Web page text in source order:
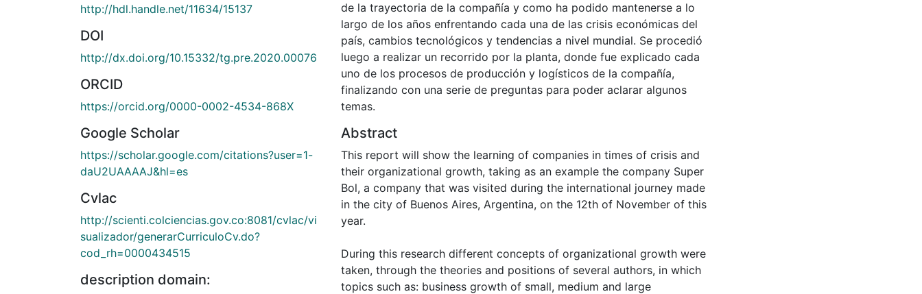
http://hdl.handle.net/11634/15137
DOI
http://dx.doi.org/10.15332/tg.pre.2020.00076
ORCID
https://orcid.org/0000-0002-4534-868X
Google Scholar
https://scholar.google.com/citations?user=1-
daU2UAAAAJ&hl=es
Cvlac
http://scienti.colciencias.gov.co:8081/cvlac/vi
sualizador/generarCurriculoCv.do?
cod_rh=0000434515
description domain:
de la trayectoria de la compañía y como ha podido mantenerse a lo
largo de los años enfrentando cada una de las crisis económicas del
país, cambios tecnológicos y tendencias a nivel mundial. Se procedió
luego a realizar un recorrido por la planta, donde fue explicado cada
uno de los procesos de producción y logísticos de la compañía,
finalizando con una serie de preguntas para poder aclarar algunos
temas.
Abstract
This report will show the learning of companies in times of crisis and
their organizational growth, taking as an example the company Super
Bol, a company that was visited during the international journey made
in the city of Buenos Aires, Argentina, on the 12th of November of this
year.
During this research different concepts of organizational growth were
taken, through the theories and positions of several authors, in which
topics such as: business growth of small, medium and large